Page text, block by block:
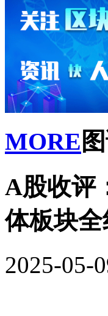
MORE
A股收评
体板块
2025-05-